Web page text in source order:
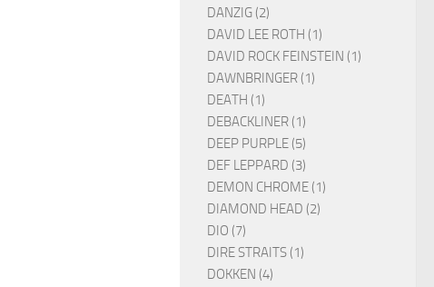
DANZIG (2)
DAVID LEE ROTH (1)
DAVID ROCK FEINSTEIN (1)
DAWNBRINGER (1)
DEATH (1)
DEBACKLINER (1)
DEEP PURPLE (5)
DEF LEPPARD (3)
DEMON CHROME (1)
DIAMOND HEAD (2)
DIO (7)
DIRE STRAITS (1)
DOKKEN (4)